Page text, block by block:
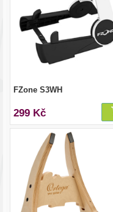
FZone S3WH
299 Kč